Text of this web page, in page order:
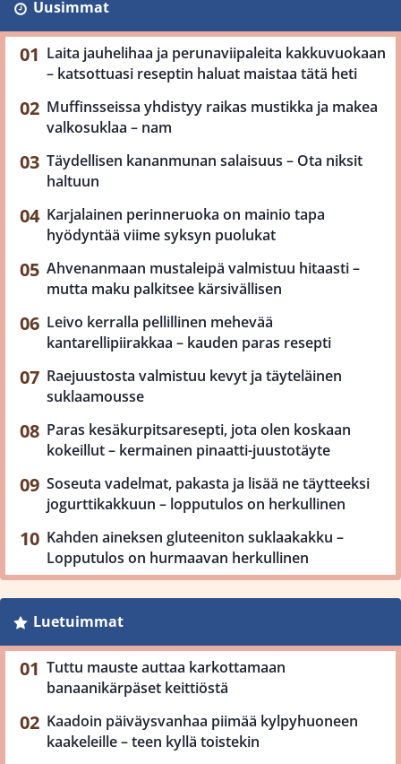
Uusimmat
Laita jauhelihaa ja perunaviipaleita kakkuvuokaan
– katsottuasi reseptin haluat maistaa tätä heti
Muffinsseissa yhdistyy raikas mustikka ja makea
valkosuklaa – nam
Täydellisen kananmunan salaisuus – Ota niksit
haltuun
Karjalainen perinneruoka on mainio tapa
hyödyntää viime syksyn puolukat
Ahvenanmaan mustaleipä valmistuu hitaasti –
mutta maku palkitsee kärsivällisen
Leivo kerralla pellillinen mehevää
kantarellipiirakkaa – kauden paras resepti
Raejuustosta valmistuu kevyt ja täyteläinen
suklaamousse
Paras kesäkurpitsaresepti, jota olen koskaan
kokeillut – kermainen pinaatti-juustotäyte
Soseuta vadelmat, pakasta ja lisää ne täytteeksi
jogurttikakkuun – lopputulos on herkullinen
Kahden aineksen gluteeniton suklaakakku –
Lopputulos on hurmaavan herkullinen
Luetuimmat
Tuttu mauste auttaa karkottamaan
banaanikärpäset keittiöstä
Kaadoin päiväysvanhaa piimää kylpyhuoneen
kaakeleille – teen kyllä toistekin